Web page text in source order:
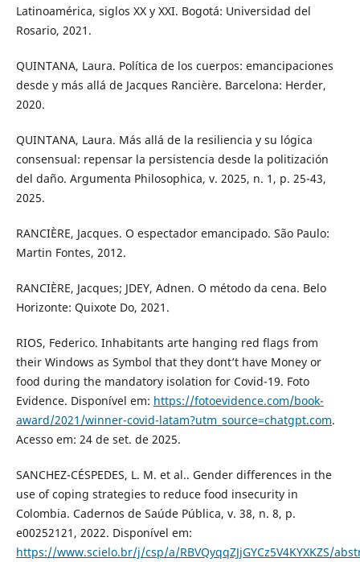
Latinoamérica, siglos XX y XXI. Bogotá: Universidad del
Rosario, 2021.
QUINTANA, Laura. Política de los cuerpos: emancipaciones
desde y más allá de Jacques Rancière. Barcelona: Herder,
2020.
QUINTANA, Laura. Más allá de la resiliencia y su lógica
consensual: repensar la persistencia desde la politización
del daño. Argumenta Philosophica, v. 2025, n. 1, p. 25-43,
2025.
RANCIÈRE, Jacques. O espectador emancipado. São Paulo:
Martin Fontes, 2012.
RANCIÈRE, Jacques; JDEY, Adnen. O método da cena. Belo
Horizonte: Quixote Do, 2021.
RIOS, Federico. Inhabitants arte hanging red flags from
their Windows as Symbol that they dont’t have Money or
food during the mandatory isolation for Covid-19. Foto
Evidence. Disponível em: https://fotoevidence.com/book-
award/2021/winner-covid-latam?utm_source=chatgpt.com.
Acesso em: 24 de set. de 2025.
SANCHEZ-CÉSPEDES, L. M. et al.. Gender differences in the
use of coping strategies to reduce food insecurity in
Colombia. Cadernos de Saúde Pública, v. 38, n. 8, p.
e00252121, 2022. Disponível em:
https://www.scielo.br/j/csp/a/RBVQyqqZJjGYCz5V4KYXKZS/